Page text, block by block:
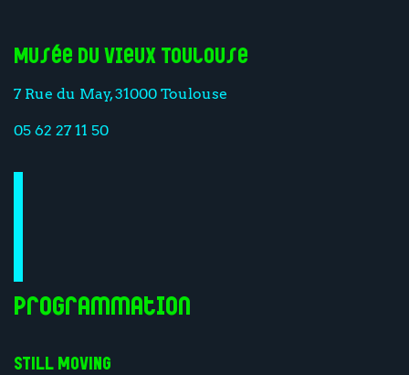
Musée du Vieux Toulouse
7 Rue du May, 31000 Toulouse
05 62 27 11 50
Programmation
STILL MOVING